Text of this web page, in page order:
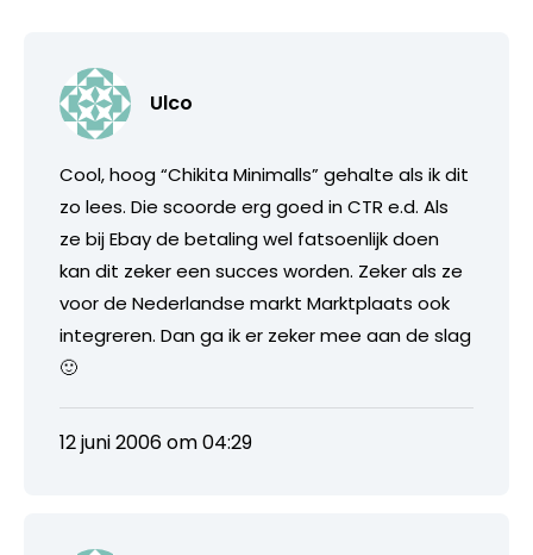
Ulco
Cool, hoog “Chikita Minimalls” gehalte als ik dit
zo lees. Die scoorde erg goed in CTR e.d. Als
ze bij Ebay de betaling wel fatsoenlijk doen
kan dit zeker een succes worden. Zeker als ze
voor de Nederlandse markt Marktplaats ook
integreren. Dan ga ik er zeker mee aan de slag
🙂
12 juni 2006 om 04:29